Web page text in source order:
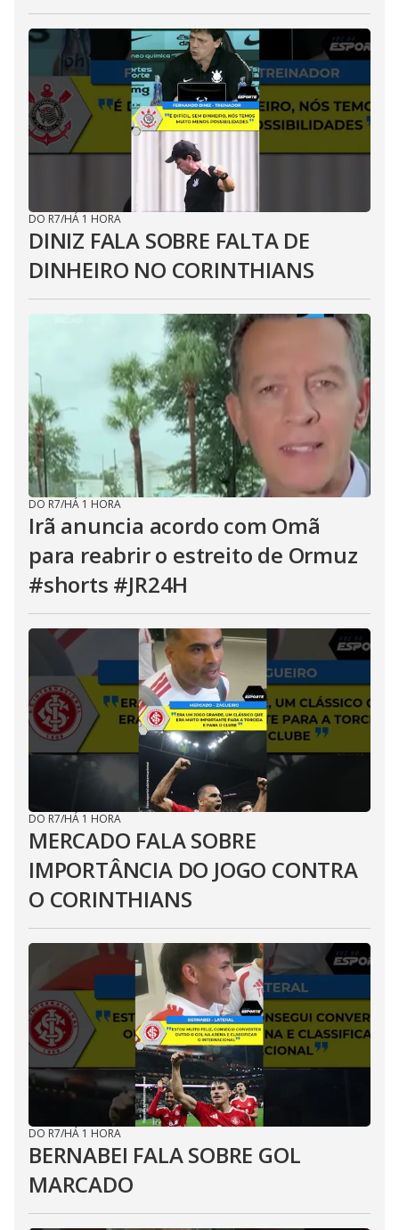
DO R7/HÁ 1 HORA
DINIZ FALA SOBRE FALTA DE
DINHEIRO NO CORINTHIANS
DO R7/HÁ 1 HORA
Irã anuncia acordo com Omã
para reabrir o estreito de Ormuz
#shorts #JR24H
DO R7/HÁ 1 HORA
MERCADO FALA SOBRE
IMPORTÂNCIA DO JOGO CONTRA
O CORINTHIANS
DO R7/HÁ 1 HORA
BERNABEI FALA SOBRE GOL
MARCADO